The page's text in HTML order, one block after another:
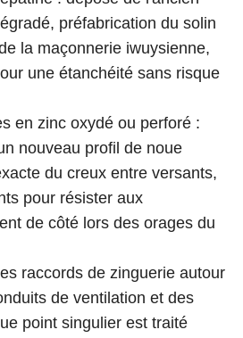
préfabrication du solin
la maçonnerie iwuysienne,
une étanchéité sans risque
en zinc oxydé ou perforé :
nouveau profil de noue
du creux entre versants,
pour résister aux
de côté lors des orages du
raccords de zinguerie autour
de ventilation et des
point singulier est traité